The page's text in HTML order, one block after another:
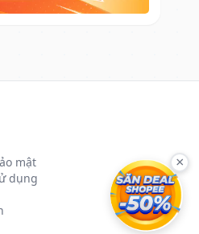
mật
dụng
×